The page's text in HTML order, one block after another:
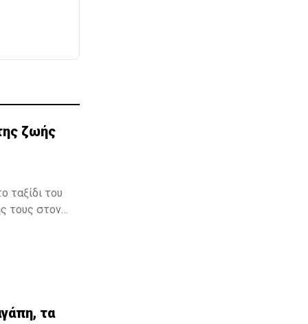
ζωής
ταξίδι του
τους στον
τατα